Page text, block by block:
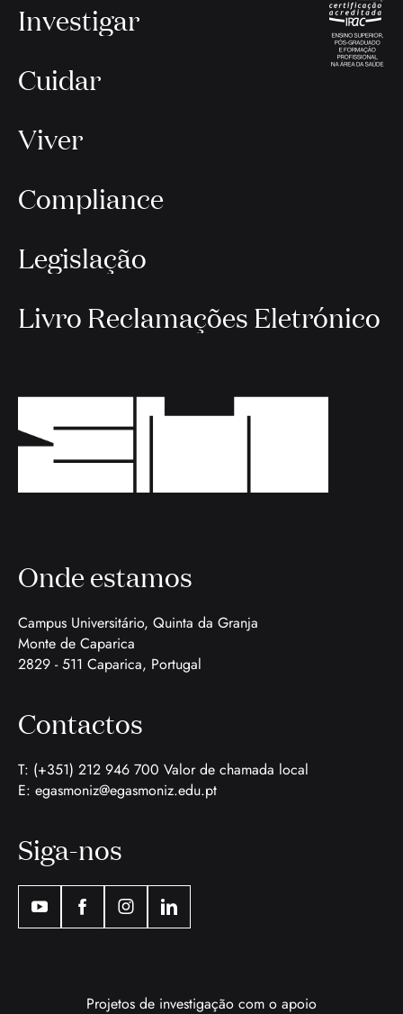
Investigar
Cuidar
Viver
Compliance
Legislação
Livro Reclamações Eletrónico
Onde estamos
Campus Universitário, Quinta da Granja
Monte de Caparica
2829 - 511 Caparica, Portugal
Contactos
T: (+351) 212 946 700 Valor de chamada local
E: egasmoniz@egasmoniz.edu.pt
Siga-nos
Projetos de investigação com o apoio